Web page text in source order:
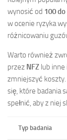
wynosić od 100 do
w ocenie ryzyka
różnicowaniu
Warto również
przez NFZ lub
zmniejszyć
się, które badania
spełnić, aby z niej
Typ badania